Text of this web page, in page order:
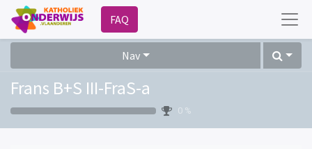
FAQ
Nav
Frans B+S III-FraS-a
0 %